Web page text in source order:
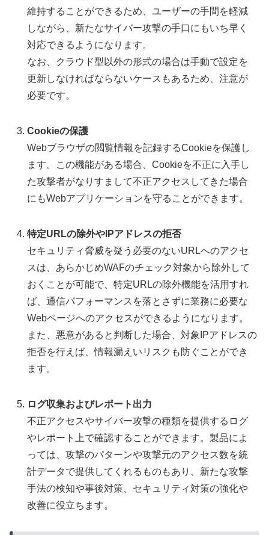
維持することができるため、ユーザーの手間を軽減
しながら、新たなサイバー攻撃の手口にもいち早く
対応できるようになります。
なお、クラウド型以外の形式の場合は手動で設定を
更新しなければならないケースもあるため、注意が
必要です。
Cookieの保護
Webブラウザの閲覧情報を記録するCookieを保護し
ます。この機能がある場合、Cookieを不正に入手し
た攻撃者がなりすまして不正アクセスしてきた場合
にもWebアプリケーションを守ることができます。
特定URLの除外やIPアドレスの拒否
セキュリティ脅威を疑う必要のないURLへのアクセ
スは、あらかじめWAFのチェック対象から除外して
おくことが可能で、特定URLの除外機能を活用すれ
ば、通信パフォーマンスを落とさずに業務に必要な
Webページへのアクセスができるようになります。
また、悪意があると判断した場合、対象IPアドレスの
拒否を行えば、情報漏えいリスクも防ぐことができ
ます。
ログ収集およびレポート出力
不正アクセスやサイバー攻撃の種類を提供するログ
やレポート上で確認することができます。製品によ
っては、攻撃のパターンや攻撃元のアクセス数を統
計データで提供してくれるものもあり、新たな攻撃
手法の検知や事後対策、セキュリティ対策の強化や
改善に役立ちます。